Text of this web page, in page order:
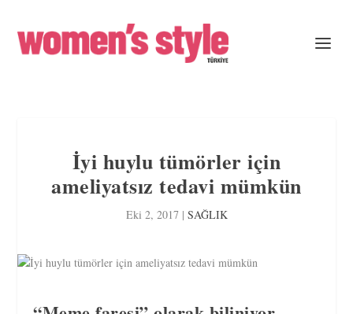
İyi huylu tümörler için
ameliyatsız tedavi mümkün
Eki 2, 2017| SAĞLIK